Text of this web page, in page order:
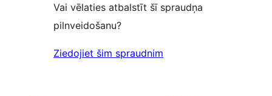
Vai vēlaties atbalstīt šī spraudņa
pilnveidošanu?
Ziedojiet šim spraudnim